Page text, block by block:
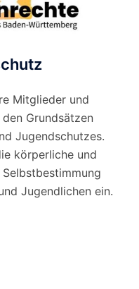
Mitglieder und
Grundsätzen
Jugendschutzes.
körperliche und
Jugendlichen ein.